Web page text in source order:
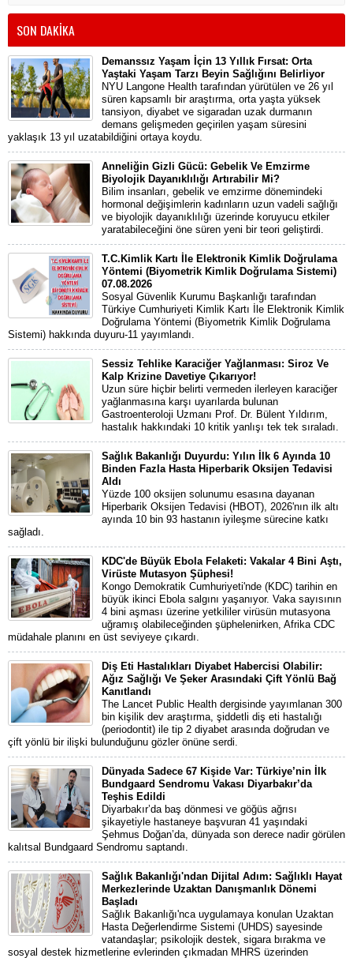
SON DAKİKA
Demanssız Yaşam İçin 13 Yıllık Fırsat: Orta
Yaştaki Yaşam Tarzı Beyin Sağlığını Belirliyor
NYU Langone Health tarafından yürütülen ve 26 yıl
süren kapsamlı bir araştırma, orta yaşta yüksek
tansiyon, diyabet ve sigaradan uzak durmanın
demans gelişmeden geçirilen yaşam süresini
yaklaşık 13 yıl uzatabildiğini ortaya koydu.
Anneliğin Gizli Gücü: Gebelik Ve Emzirme
Biyolojik Dayanıklılığı Artırabilir Mi?
Bilim insanları, gebelik ve emzirme dönemindeki
hormonal değişimlerin kadınların uzun vadeli sağlığı
ve biyolojik dayanıklılığı üzerinde koruyucu etkiler
yaratabileceğini öne süren yeni bir teori geliştirdi.
T.C.Kimlik Kartı İle Elektronik Kimlik Doğrulama
Yöntemi (Biyometrik Kimlik Doğrulama Sistemi)
07.08.2026
Sosyal Güvenlik Kurumu Başkanlığı tarafından
Türkiye Cumhuriyeti Kimlik Kartı İle Elektronik Kimlik
Doğrulama Yöntemi (Biyometrik Kimlik Doğrulama
Sistemi) hakkında duyuru-11 yayımlandı.
Sessiz Tehlike Karaciğer Yağlanması: Siroz Ve
Kalp Krizine Davetiye Çıkarıyor!
Uzun süre hiçbir belirti vermeden ilerleyen karaciğer
yağlanmasına karşı uyarılarda bulunan
Gastroenteroloji Uzmanı Prof. Dr. Bülent Yıldırım,
hastalık hakkındaki 10 kritik yanlışı tek tek sıraladı.
Sağlık Bakanlığı Duyurdu: Yılın İlk 6 Ayında 10
Binden Fazla Hasta Hiperbarik Oksijen Tedavisi
Aldı
Yüzde 100 oksijen solunumu esasına dayanan
Hiperbarik Oksijen Tedavisi (HBOT), 2026'nın ilk altı
ayında 10 bin 93 hastanın iyileşme sürecine katkı
sağladı.
KDC'de Büyük Ebola Felaketi: Vakalar 4 Bini Aştı,
Virüste Mutasyon Şüphesi!
Kongo Demokratik Cumhuriyeti'nde (KDC) tarihin en
büyük ikinci Ebola salgını yaşanıyor. Vaka sayısının
4 bini aşması üzerine yetkililer virüsün mutasyona
uğramış olabileceğinden şüphelenirken, Afrika CDC
müdahale planını en üst seviyeye çıkardı.
Diş Eti Hastalıkları Diyabet Habercisi Olabilir:
Ağız Sağlığı Ve Şeker Arasındaki Çift Yönlü Bağ
Kanıtlandı
The Lancet Public Health dergisinde yayımlanan 300
bin kişilik dev araştırma, şiddetli diş eti hastalığı
(periodontit) ile tip 2 diyabet arasında doğrudan ve
çift yönlü bir ilişki bulunduğunu gözler önüne serdi.
Dünyada Sadece 67 Kişide Var: Türkiye’nin İlk
Bundgaard Sendromu Vakası Diyarbakır’da
Teşhis Edildi
Diyarbakır’da baş dönmesi ve göğüs ağrısı
şikayetiyle hastaneye başvuran 41 yaşındaki
Şehmus Doğan’da, dünyada son derece nadir görülen
kalıtsal Bundgaard Sendromu saptandı.
Sağlık Bakanlığı'ndan Dijital Adım: Sağlıklı Hayat
Merkezlerinde Uzaktan Danışmanlık Dönemi
Başladı
Sağlık Bakanlığı'nca uygulamaya konulan Uzaktan
Hasta Değerlendirme Sistemi (UHDS) sayesinde
vatandaşlar; psikolojik destek, sigara bırakma ve
sosyal destek hizmetlerine evlerinden çıkmadan MHRS üzerinden